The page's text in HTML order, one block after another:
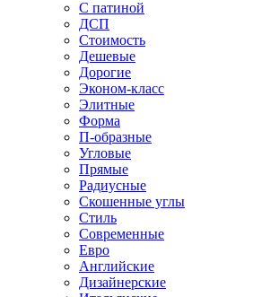
С патиной
ДСП
Стоимость
Дешевые
Дорогие
Эконом-класс
Элитные
Форма
П-образные
Угловые
Прямые
Радиусные
Скошенные углы
Стиль
Современные
Евро
Английские
Дизайнерские